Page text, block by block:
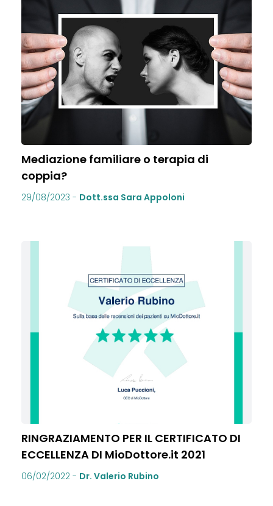
Mediazione familiare o terapia di
coppia?
29/08/2023 - Dott.ssa Sara Appoloni
RINGRAZIAMENTO PER IL CERTIFICATO DI
ECCELLENZA DI MioDottore.it 2021
06/02/2022 - Dr. Valerio Rubino